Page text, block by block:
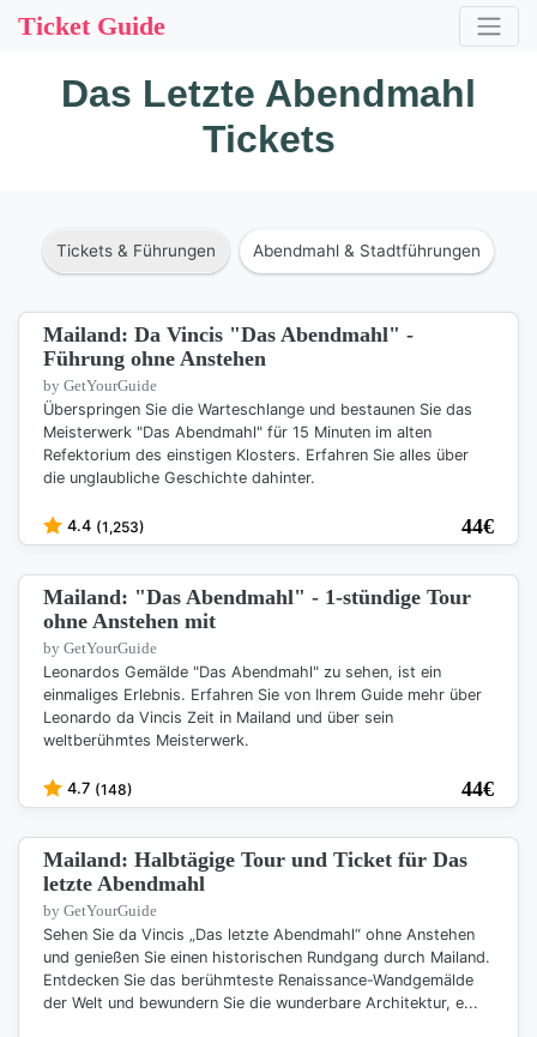
Ticket Guide
Das Letzte Abendmahl
Tickets
Tickets & Führungen Abendmahl & Stadtführungen
Mailand: Da Vincis "Das Abendmahl" -
Führung ohne Anstehen
by GetYourGuide
Überspringen Sie die Warteschlange und bestaunen Sie das
Meisterwerk "Das Abendmahl" für 15 Minuten im alten
Refektorium des einstigen Klosters. Erfahren Sie alles über
die unglaubliche Geschichte dahinter.
4.4 (1,253) 44€
Mailand: "Das Abendmahl" - 1-stündige Tour
ohne Anstehen mit
by GetYourGuide
Leonardos Gemälde "Das Abendmahl" zu sehen, ist ein
einmaliges Erlebnis. Erfahren Sie von Ihrem Guide mehr über
Leonardo da Vincis Zeit in Mailand und über sein
weltberühmtes Meisterwerk.
4.7 (148) 44€
Mailand: Halbtägige Tour und Ticket für Das
letzte Abendmahl
by GetYourGuide
Sehen Sie da Vincis „Das letzte Abendmahl“ ohne Anstehen
und genießen Sie einen historischen Rundgang durch Mailand.
Entdecken Sie das berühmteste Renaissance-Wandgemälde
der Welt und bewundern Sie die wunderbare Architektur, e...